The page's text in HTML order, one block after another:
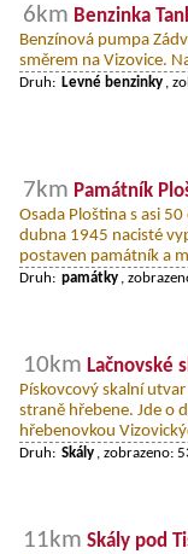
6km Benzinka
Benzínová pumpa
směrem na Vizovice.
Druh: Levné benzinky ,
7km Památník
Osada Ploština s asi
dubna 1945 nacisté
postaven památník a
Druh: památky ,
10km Lačnovské
Pískovcový skalní
straně hřebene. Jde o
hřebenovkou
Druh: Skály , zobrazeno:
11km Skály pod